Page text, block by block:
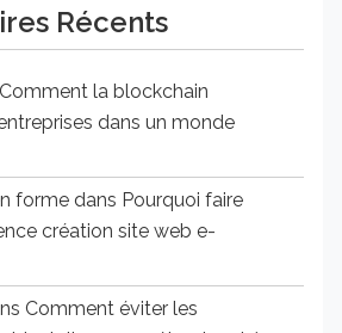
Récents
Comment la blockchain
dans un monde
forme dans Pourquoi faire
création site web e-
Comment éviter les